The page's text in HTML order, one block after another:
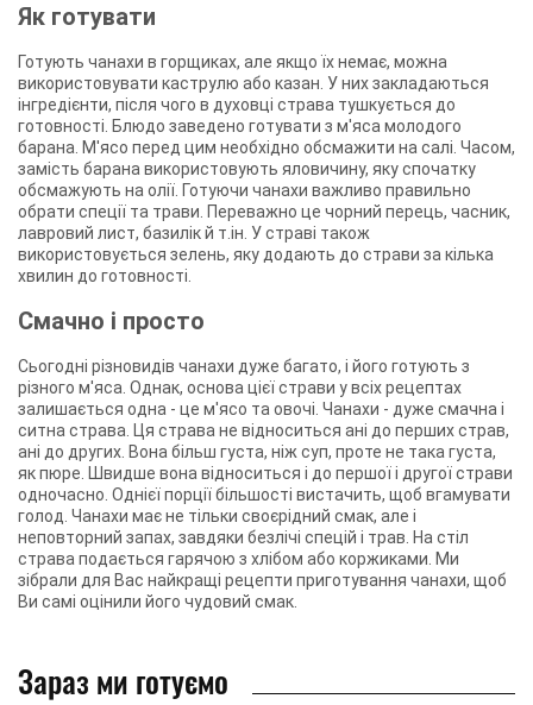
Як готувати
Готують чанахи в горщиках, але якщо їх немає, можна
використовувати каструлю або казан. У них закладаються
інгредієнти, після чого в духовці страва тушкується до
готовності. Блюдо заведено готувати з м'яса молодого
барана. М'ясо перед цим необхідно обсмажити на салі. Часом,
замість барана використовують яловичину, яку спочатку
обсмажують на олії. Готуючи чанахи важливо правильно
обрати спеції та трави. Переважно це чорний перець, часник,
лавровий лист, базилік й т.ін. У страві також
використовується зелень, яку додають до страви за кілька
хвилин до готовності.
Смачно і просто
Сьогодні різновидів чанахи дуже багато, і його готують з
різного м'яса. Однак, основа цієї страви у всіх рецептах
залишається одна - це м'ясо та овочі. Чанахи - дуже смачна і
ситна страва. Ця страва не відноситься ані до перших страв,
ані до других. Вона більш густа, ніж суп, проте не така густа,
як пюре. Швидше вона відноситься і до першої і другої страви
одночасно. Однієї порції більшості вистачить, щоб вгамувати
голод. Чанахи має не тільки своєрідний смак, але і
неповторний запах, завдяки безлічі спецій і трав. На стіл
страва подається гарячою з хлібом або коржиками. Ми
зібрали для Вас найкращі рецепти приготування чанахи, щоб
Ви самі оцінили його чудовий смак.
Зараз ми готуємо